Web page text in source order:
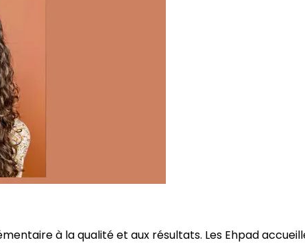
à la qualité et aux résultats. Les Ehpad